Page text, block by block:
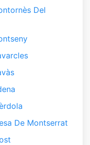
Del
De Montserrat